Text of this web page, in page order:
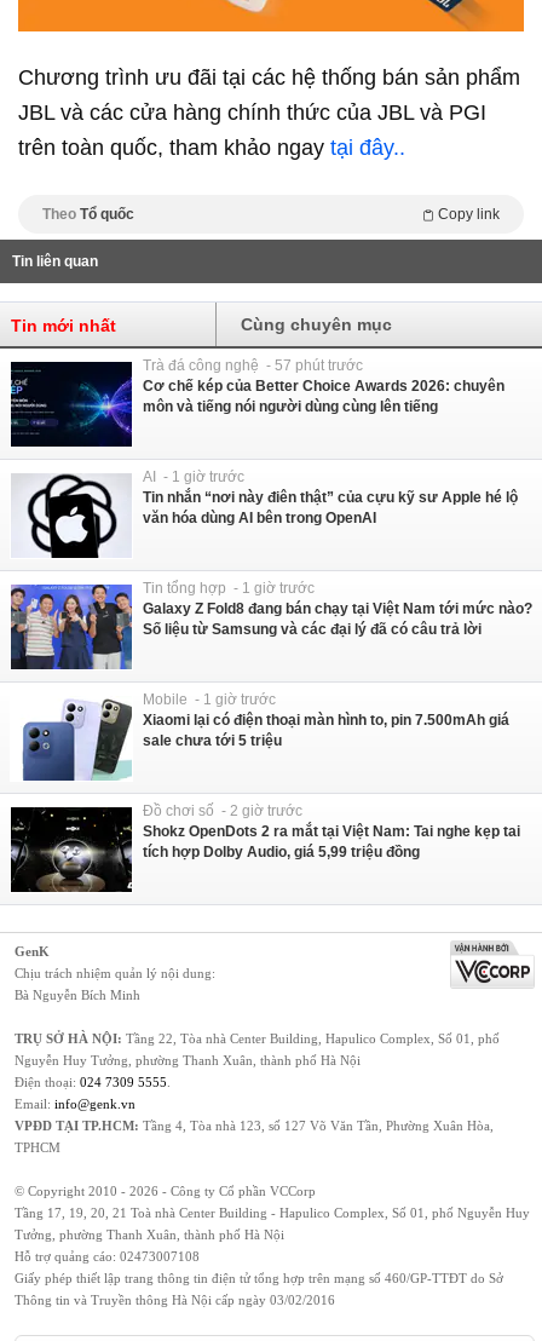
Chương trình ưu đãi tại các hệ thống bán sản phẩm
JBL và các cửa hàng chính thức của JBL và PGI
trên toàn quốc, tham khảo ngay tại đây..
Theo Tổ quốc Copy link
Tin liên quan
Tin mới nhất Cùng chuyên mục
Trà đá công nghệ - 57 phút trước
Cơ chế kép của Better Choice Awards 2026: chuyên
môn và tiếng nói người dùng cùng lên tiếng
AI - 1 giờ trước
Tin nhắn “nơi này điên thật” của cựu kỹ sư Apple hé lộ
văn hóa dùng AI bên trong OpenAI
Tin tổng hợp - 1 giờ trước
Galaxy Z Fold8 đang bán chạy tại Việt Nam tới mức nào?
Số liệu từ Samsung và các đại lý đã có câu trả lời
Mobile - 1 giờ trước
Xiaomi lại có điện thoại màn hình to, pin 7.500mAh giá
sale chưa tới 5 triệu
Đồ chơi số - 2 giờ trước
Shokz OpenDots 2 ra mắt tại Việt Nam: Tai nghe kẹp tai
tích hợp Dolby Audio, giá 5,99 triệu đồng
GenK
Chịu trách nhiệm quản lý nội dung:
Bà Nguyễn Bích Minh
TRỤ SỞ HÀ NỘI: Tầng 22, Tòa nhà Center Building, Hapulico Complex, Số 01, phố
Nguyễn Huy Tưởng, phường Thanh Xuân, thành phố Hà Nội
Điện thoại: 024 7309 5555
Email: info@genk.vn
VPĐD TẠI TP.HCM: Tầng 4, Tòa nhà 123, số 127 Võ Văn Tần, Phường Xuân Hòa,
TPHCM
© Copyright 2010 - 2026 - Công ty Cổ phần VCCorp
Tầng 17, 19, 20, 21 Toà nhà Center Building - Hapulico Complex, Số 01, phố Nguyễn Huy
Tưởng, phường Thanh Xuân, thành phố Hà Nội
Hỗ trợ quảng cáo: 02473007108
Giấy phép thiết lập trang thông tin điện tử tổng hợp trên mạng số 460/GP-TTĐT do Sở
Thông tin và Truyền thông Hà Nội cấp ngày 03/02/2016